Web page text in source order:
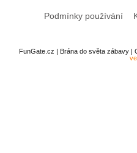
Podmínky používání
FunGate.cz | Brána do světa zábavy |